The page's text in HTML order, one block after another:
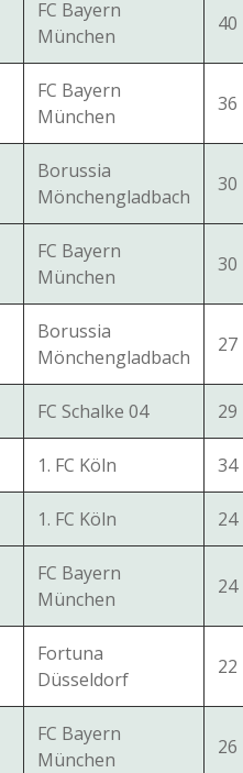
FC Bayern
München
40
FC Bayern
München
36
Borussia
Mönchengladbach
30
FC Bayern
München
30
Borussia
Mönchengladbach
27
FC Schalke 04 29
1. FC Köln 34
1. FC Köln 24
FC Bayern
München
24
Fortuna
Düsseldorf
22
FC Bayern
München
26